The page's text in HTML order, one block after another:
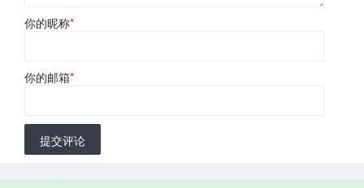
你的昵称*
你的邮箱*
提交评论